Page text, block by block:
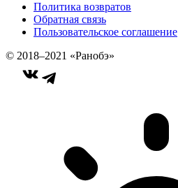
Политика возвратов
Обратная связь
Пользовательское соглашение
© 2018–2021 «Ранобэ»